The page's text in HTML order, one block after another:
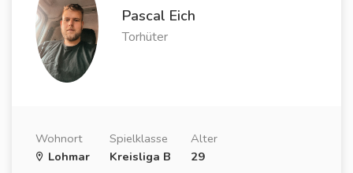
Pascal Eich
Torhüter
Wohnort
Lohmar
Spielklasse
Kreisliga B
Alter
29